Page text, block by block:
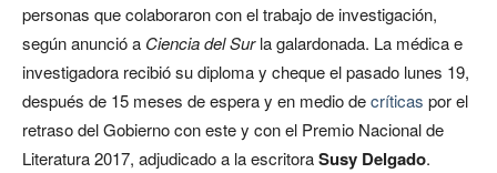
personas que colaboraron con el trabajo de investigación,
según anunció a Ciencia del Surla galardonada. La médica e
investigadora recibió su diploma y cheque el pasado lunes 19,
después de 15 meses de espera y en medio decríticas por el
retraso del Gobierno con este y con el Premio Nacional de
Literatura 2017, adjudicado a la escritoraSusy Delgado.